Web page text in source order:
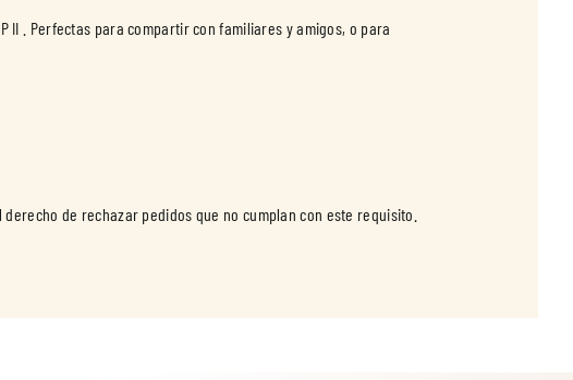
. Perfectas para compartir con familiares y amigos, o para
de rechazar pedidos que no cumplan con este requisito.